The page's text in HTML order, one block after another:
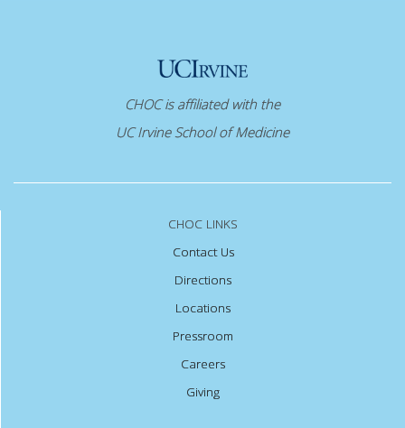
CHOC is affiliated with the
UC Irvine School of Medicine
CHOC LINKS
Contact Us
Directions
Locations
Pressroom
Careers
Giving